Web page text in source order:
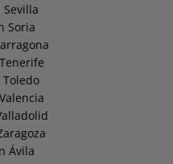
Sevilla
Soria
Toledo
Ávila